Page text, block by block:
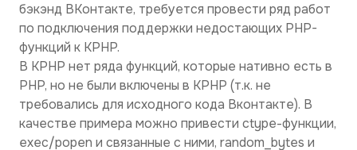
бэкэнд ВКонтакте, требуется провести ряд работ
по подключения поддержки недостающих PHP-
функций к KPHP.
В KPHP нет ряда функций, которые нативно есть в
PHP, но не были включены в KPHP (т.к. не
требовались для исходного кода Вконтакте). В
качестве примера можно привести ctype-функции,
exec/popen и связанные с ними, random_bytes и